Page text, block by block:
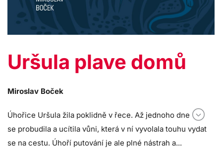
Uršula plave domů
Miroslav Boček
Úhořice Uršula žila poklidně v řece. Až jednoho dne
se probudila a ucítila vůni, která v ní vyvolala touhu vydat
se na cestu. Úhoří putování je ale plné nástrah a...